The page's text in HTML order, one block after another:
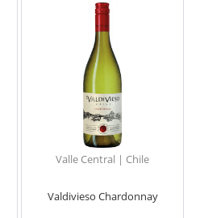
Valle Central | Chile
Valdivieso Chardonnay